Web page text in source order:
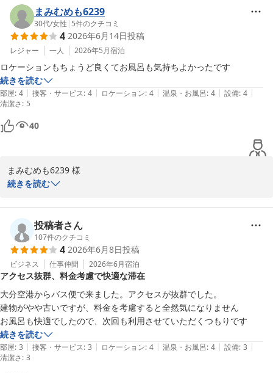
クセスが良いとご好評を頂いております。また別府にお越しの際に
は、ぜひ西鉄リゾートイン別府をご利用くださいませ。
西鉄リゾートイン別府 フロント　貝和
西鉄リゾートイン別府
2026-06-25
まみむめも6239
30代/女性 | 5件のクチコミ
4 2026年6月14日投稿
レジャー 一人 2026年5月宿泊
ロケーションもちょうど良くてお風呂も気持ちよかったです
続きを読む
部屋: 4 | 接客・サービス: 4 | ロケーション: 4 | 温泉・お風呂: 4 | 設備: 4 |
清潔さ: 5
40
まみむめも6239 様
この度は西鉄リゾートイン別府にご宿泊頂きありがとうございまし
また、お忙しい中クチコミのご投稿頂き重ねてお礼申し上げます。
クチコミを拝見いたしまして、立地や温泉大浴場につきましてお褒
めの言葉をいただき大変嬉しく思います。
今後とも多くのお客様に感動と満足を与えられるようスタッフ一同
精進して参ります。
また別府へお越しの際はぜひ西鉄リゾートイン別府を候補に入れて
いただけましたら幸いです。
まみむめも6239 様のまたのお越しを心よりお待ちしております。
西鉄リゾートイン別府 田中
西鉄リゾートイン別府
2026-06-15
続きを読む
投稿者さん
107件のクチコミ
4 2026年6月8日投稿
ビジネス 仕事仲間 2026年6月宿泊
アクセス抜群、料金考慮で快適な滞在
大分空港からバス便で来ました。アクセスが抜群でした。
建物がやや古いですが、料金を考慮すると全然気になりません
続きを読む
部屋: 3 | 接客・サービス: 3 | ロケーション: 4 | 温泉・お風呂: 4 | 設備: 3 |
清潔さ: 3